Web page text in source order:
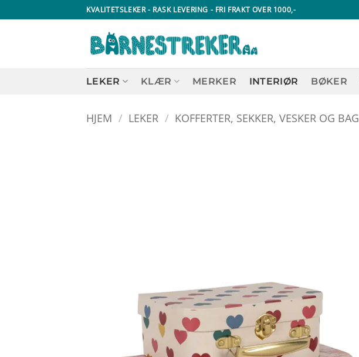
to
KVALITETSLEKER - RASK LEVERING - FRI FRAKT OVER 1000,-
LEKER KLÆR MERKER INTERIØR BØKER
HJEM / LEKER / KOFFERTER, SEKKER, VESKER OG BAG